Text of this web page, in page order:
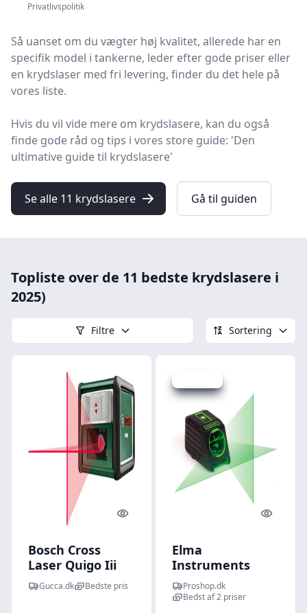
finde din favorit.
Så uanset om du vægter høj kvalitet, allerede har en
specifik model i tankerne, leder efter gode priser eller
en krydslaser med fri levering, finder du det hele på
vores liste.
Hvis du vil vide mere om krydslasere, kan du også
finde gode råd og tips i vores store guide: 'Den
ultimative guide til krydslasere'
Se alle 11 krydslasere Gå til guiden
Topliste over de 11 bedste krydslasere i
2025)
Filtre Sortering
Quick look
Bosch Cross
Laser Quigo Iii
Carton E
Gucca.dk Bedste pris
Quick
Elma
Instruments
Elma Laser x2,
grøn krydslaser
Proshop.dk
Bedst af 2 priser
Privatlivspolitik